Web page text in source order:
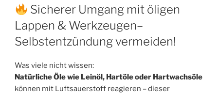
AM
Sicherer Umgang mit öligen
Lappen & Werkzeugen–
Selbstentzündung vermeiden!
Was viele nicht wissen:
Natürliche Öle wie Leinöl, Hartöle oder Hartwachsöle
können mit Luftsauerstoff reagieren – dieser